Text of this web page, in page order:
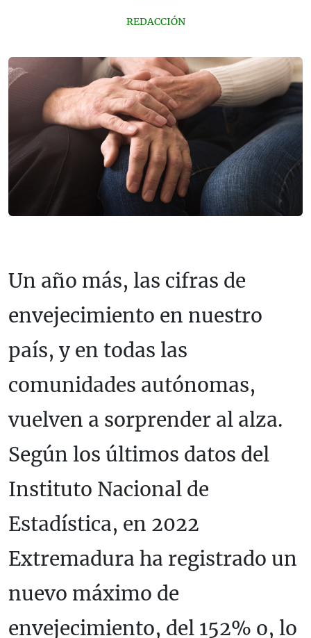
REDACCIÓN
Un año más, las cifras de
envejecimiento en nuestro
país, y en todas las
comunidades autónomas,
vuelven a sorprender al alza.
Según los últimos datos del
Instituto Nacional de
Estadística, en 2022
Extremadura ha registrado un
nuevo máximo de
envejecimiento, del 152% o, lo